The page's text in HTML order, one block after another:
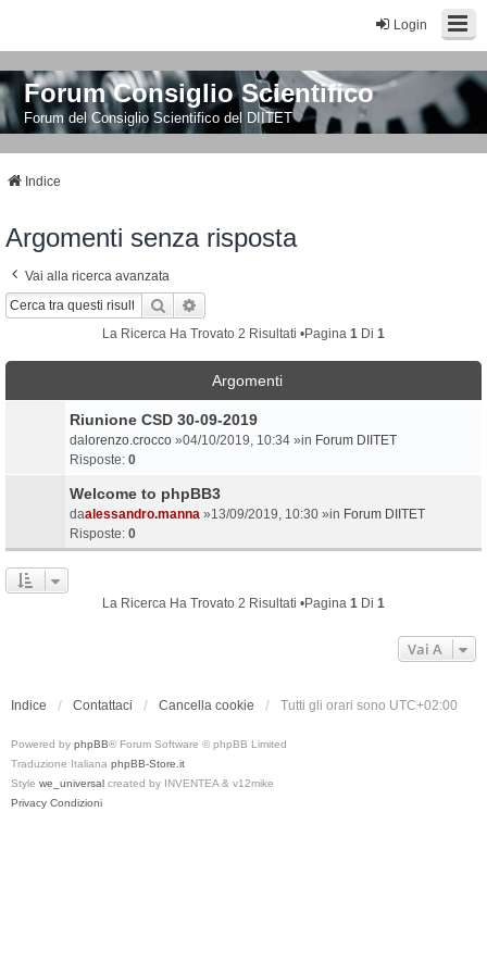
Login
Forum Consiglio Scientifico
Forum del Consiglio Scientifico del DIITET
Indice
Argomenti senza risposta
Vai alla ricerca avanzata
Cerca
La Ricerca Ha Trovato 2 Risultati •Pagina 1 Di 1
Argomenti
Riunione CSD 30-09-2019
da lorenzo.crocco »04/10/2019, 10:34 »in Forum DIITET
Risposte: 0
Welcome to phpBB3
daalessandro.manna »13/09/2019, 10:30 »in Forum DIITET
Risposte: 0
La Ricerca Ha Trovato 2 Risultati •Pagina 1 Di 1
Vai A
Indice Contattaci Cancella cookie Tutti gli orari sono UTC+02:00
Powered by phpBB® Forum Software © phpBB Limited
Traduzione Italiana phpBB-Store.it
Style we_universal created by INVENTEA & v12mike
Privacy Condizioni